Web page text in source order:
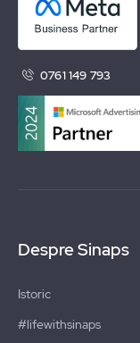
0761 149 793
Despre Sinaps
Istoric
#lifewithsinaps